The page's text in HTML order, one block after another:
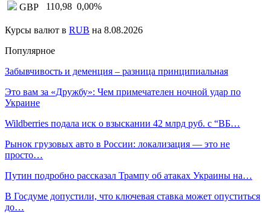
GBP
110,98 0,00%
Курсы валют в RUB на 8.08.2026
Популярное
Забывчивость и деменция – разница принципиальная
Это вам за «Дружбу»: Чем примечателен ночной удар по
Украине
Wildberries подала иск о взыскании 42 млрд руб. с “ВБ…
Рынок грузовых авто в России: локализация — это не
просто…
Путин подробно рассказал Трампу об атаках Украины на…
В Госдуме допустили, что ключевая ставка может опуститься
до…